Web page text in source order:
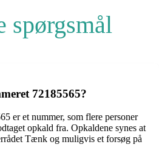
spørgsmål
72185565?
er et nummer, som flere personer
opkald fra. Opkaldene synes at
Tænk og muligvis et forsøg på